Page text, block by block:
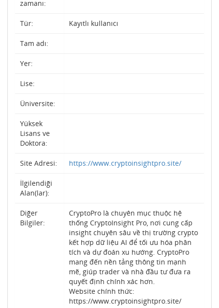
zamanı:
Tür: Kayıtlı kullanıcı
Tam adı:
Yer:
Lise:
Üniversite:
Yüksek
Lisans ve
Doktora:
Site Adresi: https://www.cryptoinsightpro.site/
İlgilendiği
Alan(lar):
Diğer
Bilgiler:
CryptoPro là chuyên mục thuộc hệ
thống CryptoInsight Pro, nơi cung cấp
insight chuyên sâu về thị trường crypto
kết hợp dữ liệu AI để tối ưu hóa phân
tích và dự đoán xu hướng. CryptoPro
mang đến nền tảng thông tin mạnh
mẽ, giúp trader và nhà đầu tư đưa ra
quyết định chính xác hơn.
Website chính thức:
https://www.cryptoinsightpro.site/